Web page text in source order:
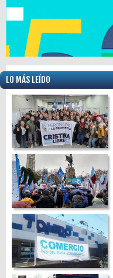
LO MÁS LEÍDO